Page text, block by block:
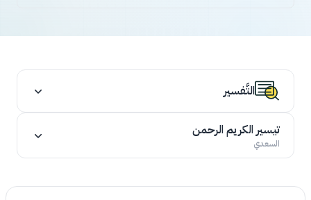
التَّفسير
تيسير الكريم الرحمن
السعدي